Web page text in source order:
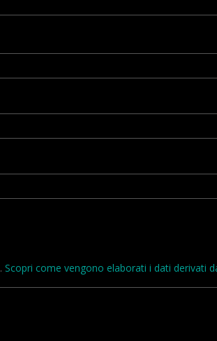
Scopri come vengono elaborati i dati derivati